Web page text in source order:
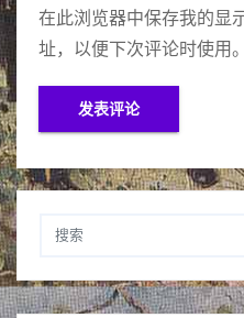
在此浏览器中保存我的显
址，以便下次评论时使用。